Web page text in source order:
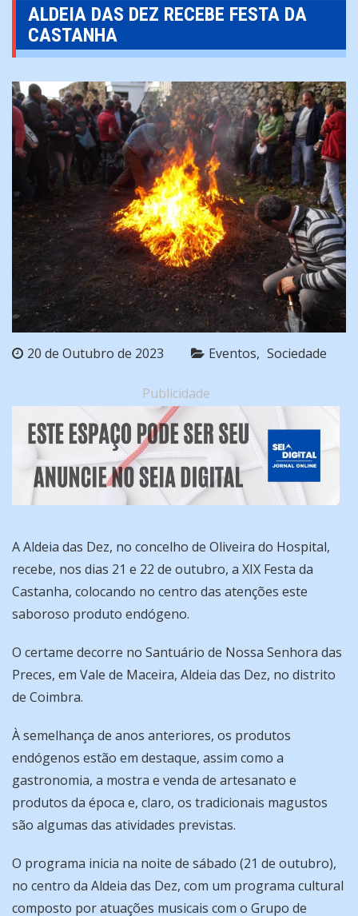
ALDEIA DAS DEZ RECEBE FESTA DA
CASTANHA
20 de Outubro de 2023 Eventos Sociedade
Publicidade
A Aldeia das Dez, no concelho de Oliveira do Hospital,
recebe, nos dias 21 e 22 de outubro, a XIX Festa da
Castanha, colocando no centro das atenções este
saboroso produto endógeno.
O certame decorre no Santuário de Nossa Senhora das
Preces, em Vale de Maceira, Aldeia das Dez, no distrito
de Coimbra.
À semelhança de anos anteriores, os produtos
endógenos estão em destaque, assim como a
gastronomia, a mostra e venda de artesanato e
produtos da época e, claro, os tradicionais magustos
são algumas das atividades previstas.
O programa inicia na noite de sábado (21 de outubro),
no centro da Aldeia das Dez, com um programa cultural
composto por atuações musicais com o Grupo de